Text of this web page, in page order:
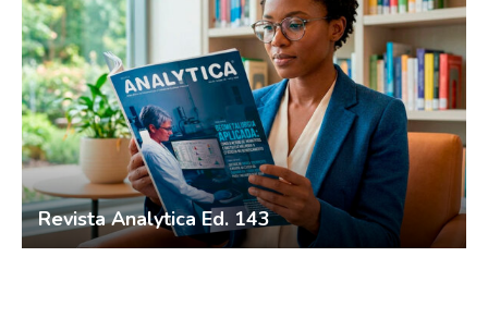
Revista Analytica Ed. 143